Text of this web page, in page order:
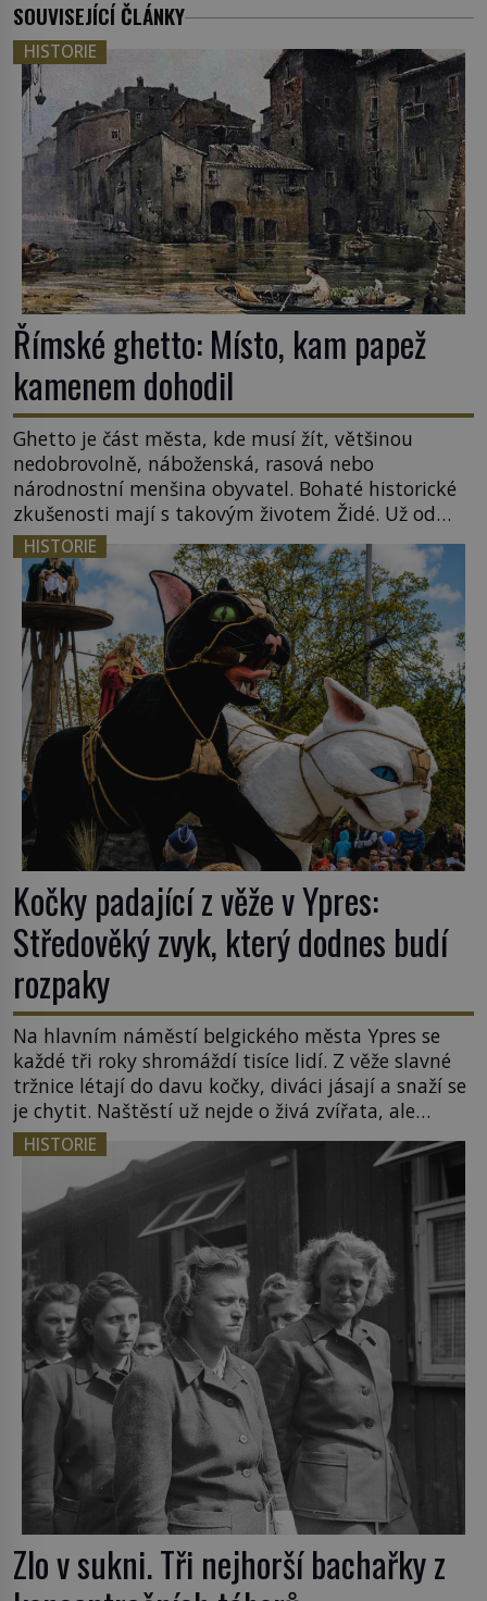
SOUVISEJÍCÍ ČLÁNKY
HISTORIE
Římské ghetto: Místo, kam papež
kamenem dohodil
Ghetto je část města, kde musí žít, většinou
nedobrovolně, náboženská, rasová nebo
národnostní menšina obyvatel. Bohaté historické
zkušenosti mají s takovým životem Židé. Už od
středověku jsou totiž v každou chvíli nuceni v
nějakém žít. Mezi ty nejslavnější patří i římské
ghetto založené v roce 1555. Pokud jde o vztah
k Židům, nemá se Řím čím chlubit. […]
HISTORIE
Kočky padající z věže v Ypres:
Středověký zvyk, který dodnes budí
rozpaky
Na hlavním náměstí belgického města Ypres se
každé tři roky shromáždí tisíce lidí. Z věže slavné
tržnice létají do davu kočky, diváci jásají a snaží se
je chytit. Naštěstí už nejde o živá zvířata, ale
jenom o plyšové suvenýry. Kdysi to ale bylo jinak.
Tato veselá podívaná připomíná jeden z
nejpodivnějších a zároveň nejkrutějších zvyků […]
HISTORIE
Zlo v sukni. Tři nejhorší bachařky z